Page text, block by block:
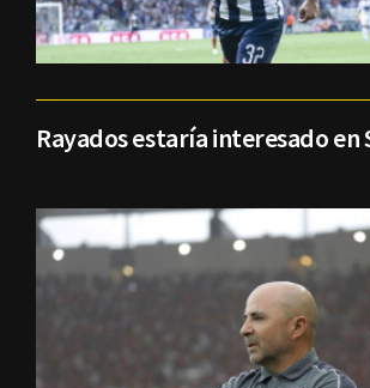
Rayados estaría interesado en